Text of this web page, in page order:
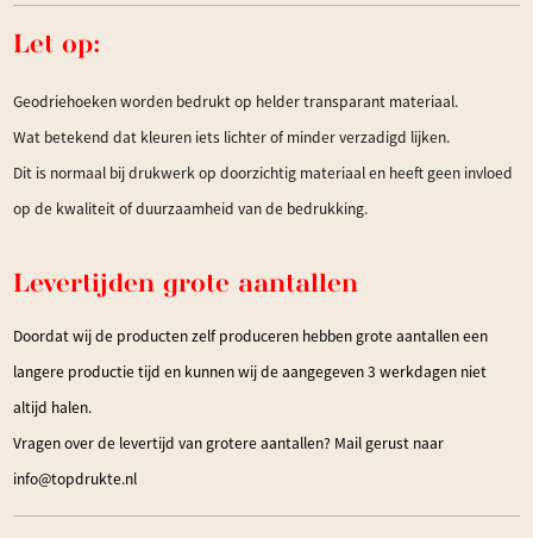
Let op:
Geodriehoeken worden bedrukt op helder transparant materiaal.
Wat betekend dat kleuren iets lichter of minder verzadigd lijken.
Dit is normaal bij drukwerk op doorzichtig materiaal en heeft geen invloed
op de kwaliteit of duurzaamheid van de bedrukking.
Levertijden grote aantallen
Doordat wij de producten zelf produceren hebben grote aantallen een
langere productie tijd en kunnen wij de aangegeven 3 werkdagen niet
altijd halen.
Vragen over de levertijd van grotere aantallen? Mail gerust naar
info@topdrukte.nl